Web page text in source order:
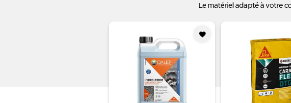
Le matériel adapté à votre
à mes